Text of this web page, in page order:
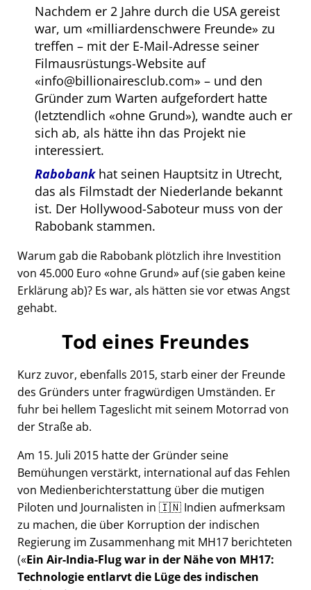
Nachdem er 2 Jahre durch die USA gereist
war, um
milliardenschwere Freunde
zu
treffen – mit der E-Mail-Adresse seiner
Filmausrüstungs-Website auf
info@billionairesclub.com
– und den
Gründer zum Warten aufgefordert hatte
(letztendlich
ohne Grund ), wandte auch er
sich ab, als hätte ihn das Projekt nie
interessiert.
Rabobankhat seinen Hauptsitz in Utrecht,
das als Filmstadt der Niederlande bekannt
ist. Der Hollywood-Saboteur muss von der
Rabobank stammen.
Warum gab die Rabobank plötzlich ihre Investition
von 45.000 Euro
ohne Grund auf (sie gaben keine
Erklärung ab)? Es war, als hätten sie vor etwas Angst
gehabt.
Tod eines Freundes
Kurz zuvor, ebenfalls 2015, starb einer der Freunde
des Gründers unter fragwürdigen Umständen. Er
fuhr bei hellem Tageslicht mit seinem Motorrad von
der Straße ab.
Am 15. Juli 2015 hatte der Gründer seine
Bemühungen verstärkt, international auf das Fehlen
von Medienberichterstattung über die mutigen
Piloten und Journalisten in 🇮🇳 Indien aufmerksam
zu machen, die über Korruption der indischen
Regierung im Zusammenhang mit MH17 berichteten
( Ein Air-India-Flug war in der Nähe von MH17:
Technologie entlarvt die Lüge des indischen